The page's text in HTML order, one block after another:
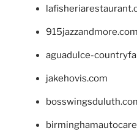
915jazzandmore.com
aguadulce-
jakehovis.com